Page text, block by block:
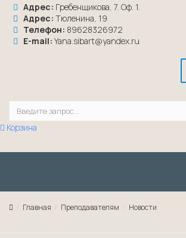
Адрес: Гребенщикова, 7. Оф. 1.
Адрес: Тюленина, 19
Телефон: 89628326972
E-mail: Yana.sibart@yandex.ru
Корзина
Главная Преподавателям Новости